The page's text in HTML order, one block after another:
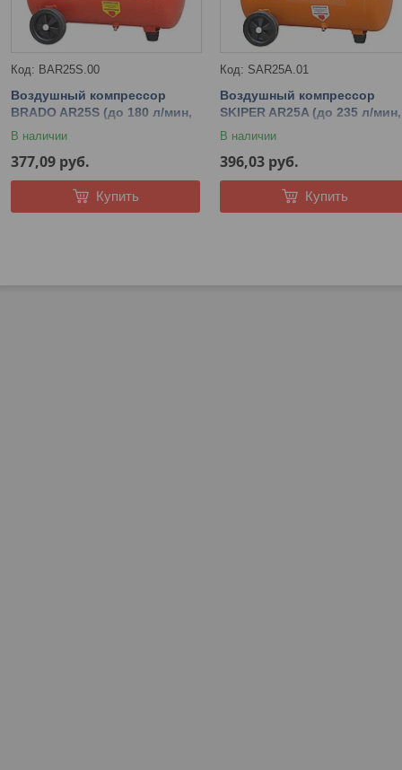
BAR25S.00
Воздушный компрессор
BRADO AR25S (до 180 л/мин,
8 атм, 25 л, 230 В, 1.50 кВт)
В наличии
377,09 руб.
Купить
SAR25A.01
Воздушный компрессор
SKIPER AR25A (до 235 л/мин,
8 атм, 25 л, 230 В, 1.50 кВт)
В наличии
396,03 руб.
Купить